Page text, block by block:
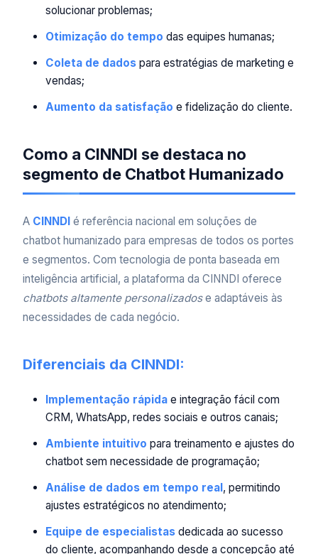
solucionar problemas;
Otimização do tempo das equipes humanas;
Coleta de dados para estratégias de marketing e
vendas;
Aumento da satisfação e fidelização do cliente.
Como a CINNDI se destaca no
segmento de Chatbot Humanizado
A CINNDI é referência nacional em soluções de
chatbot humanizado para empresas de todos os portes
e segmentos. Com tecnologia de ponta baseada em
inteligência artificial, a plataforma da CINNDI oferece
chatbots altamente personalizadose adaptáveis às
necessidades de cada negócio.
Diferenciais da CINNDI:
Implementação rápida e integração fácil com
CRM, WhatsApp, redes sociais e outros canais;
Ambiente intuitivo para treinamento e ajustes do
chatbot sem necessidade de programação;
Análise de dados em tempo real, permitindo
ajustes estratégicos no atendimento;
Equipe de especialistas dedicada ao sucesso
do cliente, acompanhando desde a concepção até